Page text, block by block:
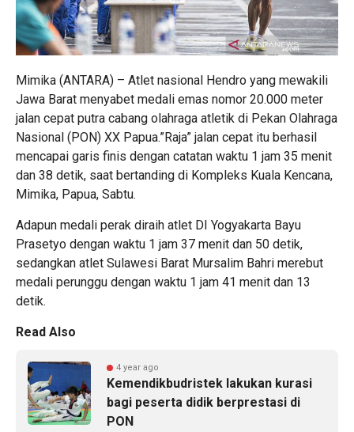
Mimika (ANTARA) – Atlet nasional Hendro yang mewakili
Jawa Barat menyabet medali emas nomor 20.000 meter
jalan cepat putra cabang olahraga atletik di Pekan Olahraga
Nasional (PON) XX Papua.”Raja” jalan cepat itu berhasil
mencapai garis finis dengan catatan waktu 1 jam 35 menit
dan 38 detik, saat bertanding di Kompleks Kuala Kencana,
Mimika, Papua, Sabtu.
Adapun medali perak diraih atlet DI Yogyakarta Bayu
Prasetyo dengan waktu 1 jam 37 menit dan 50 detik,
sedangkan atlet Sulawesi Barat Mursalim Bahri merebut
medali perunggu dengan waktu 1 jam 41 menit dan 13
detik.
Read Also
4 year ago
Kemendikbudristek lakukan kurasi
bagi peserta didik berprestasi di
PON